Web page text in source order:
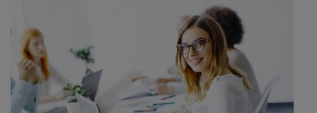
Impacto medioambiental reducido
Empleados más sanos
Distribución uniforme de la temperatura en naves con
techos altos
Eliminación de la mayoría de las impurezas del aire, como
el humo del tabaco, humos de soldadura, polvo de
construcción, amianto y partículas de cualquier tamaño,